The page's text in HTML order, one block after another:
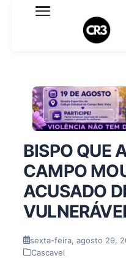
Expediente
Termo de Uso
Sobre o blog
BISPO QUE
CAMPO
ACUSADO
sexta-feira, agosto 29,
Cascavel